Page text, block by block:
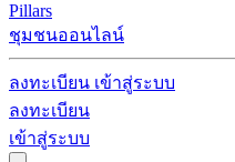
Pillars
ชุมชนออนไลน์
ลงทะเบียน เข้าสู่ระบบ
ลงทะเบียน
เข้าสู่ระบบ